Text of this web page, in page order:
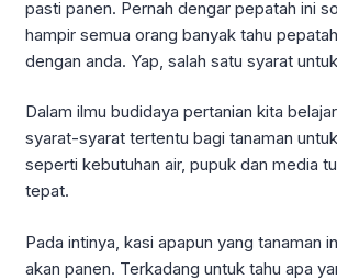
pasti panen. Pernah dengar pepatah ini
hampir semua orang banyak tahu
dengan anda. Yap, salah satu syarat
Dalam ilmu budidaya pertanian kita
syarat-syarat tertentu bagi tanaman
seperti kebutuhan air, pupuk dan media
tepat.
Pada intinya, kasi apapun yang tanaman
akan panen. Terkadang untuk tahu apa